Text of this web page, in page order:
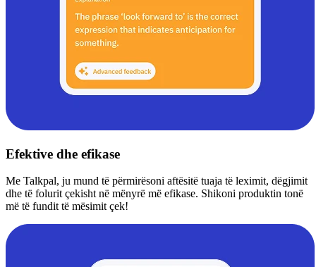
Efektive dhe efikase
Me Talkpal, ju mund të përmirësoni aftësitë tuaja të leximit, dëgjimit
dhe të folurit çekisht në mënyrë më efikase. Shikoni produktin tonë
më të fundit të mësimit çek!